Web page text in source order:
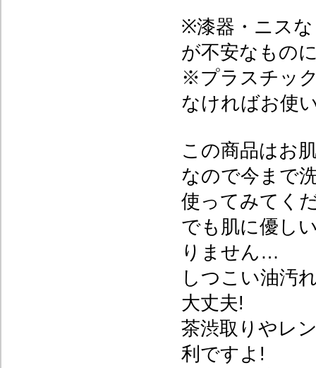
※漆器・ニス
が不安なもの
※プラスチッ
なければお使
この商品はお
なので今まで
使ってみてく
でも肌に優し
りません…
しつこい油汚
大丈夫!
茶渋取りやレ
利ですよ!